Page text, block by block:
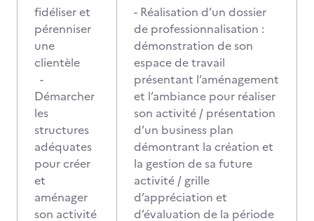
fidéliser et
pérenniser
une
clientèle
-
Démarcher
les
structures
adéquates
pour créer
et
aménager
son activité
- Réalisation d’un dossier
de professionnalisation :
démonstration de son
espace de travail
présentant l’aménagement
et l’ambiance pour réaliser
son activité / présentation
d’un business plan
démontrant la création et
la gestion de sa future
activité / grille
d’appréciation et
d’évaluation de la période